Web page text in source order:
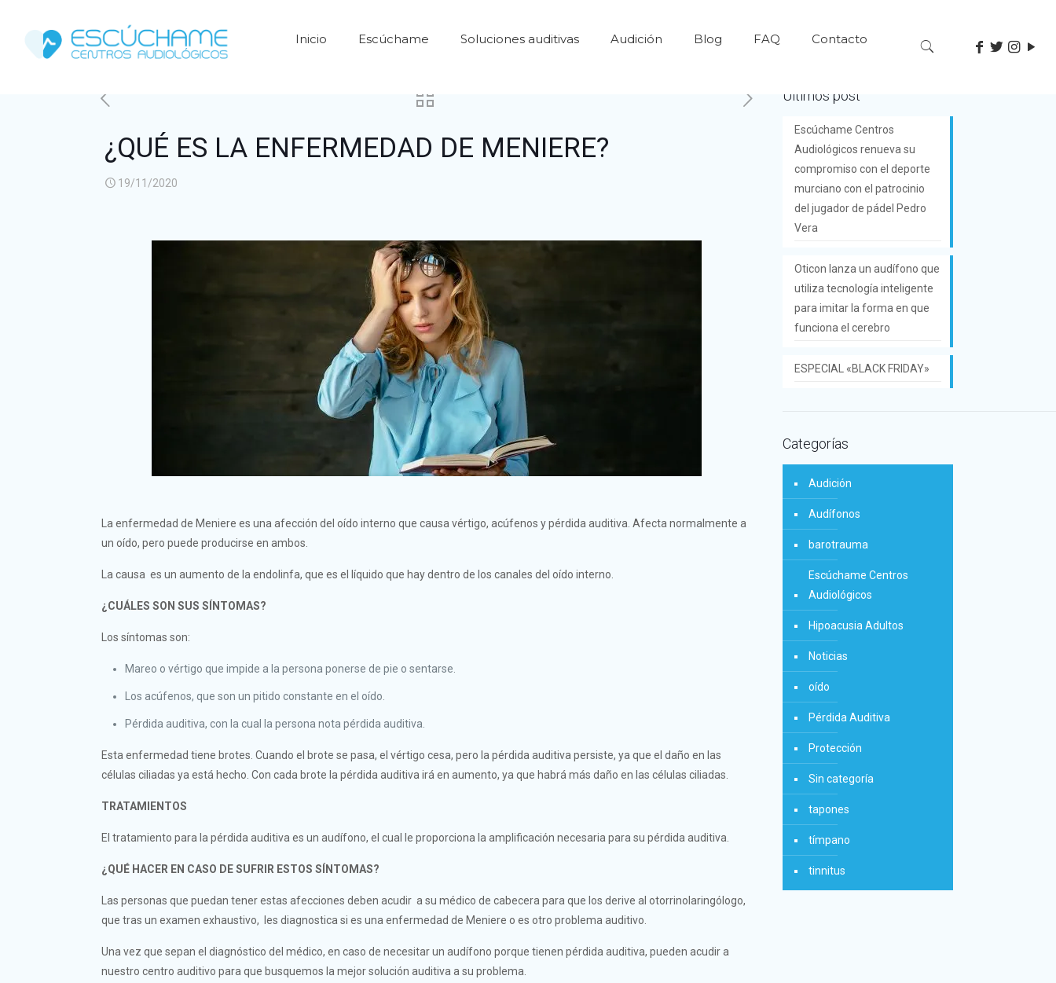
Inicio Escúchame Soluciones auditivas Audición Blog FAQ Contacto
¿QUÉ ES LA ENFERMEDAD DE MENIERE?
19/11/2020
La enfermedad de Meniere es una afección del oído interno que causa vértigo, acúfenos y pérdida auditiva. Afecta normalmente a
un oído, pero puede producirse en ambos.
La causa es un aumento de la endolinfa, que es el líquido que hay dentro de los canales del oído interno.
¿CUÁLES SON SUS SÍNTOMAS?
Los síntomas son:
Mareo o vértigo que impide a la persona ponerse de pie o sentarse.
Los acúfenos, que son un pitido constante en el oído.
Pérdida auditiva, con la cual la persona nota pérdida auditiva.
Esta enfermedad tiene brotes. Cuando el brote se pasa, el vértigo cesa, pero la pérdida auditiva persiste, ya que el daño en las
células ciliadas ya está hecho. Con cada brote la pérdida auditiva irá en aumento, ya que habrá más daño en las células ciliadas.
TRATAMIENTOS
El tratamiento para la pérdida auditiva es un audífono, el cual le proporciona la amplificación necesaria para su pérdida auditiva.
¿QUÉ HACER EN CASO DE SUFRIR ESTOS SÍNTOMAS?
Las personas que puedan tener estas afecciones deben acudir a su médico de cabecera para que los derive al otorrinolaringólogo,
que tras un examen exhaustivo, les diagnostica si es una enfermedad de Meniere o es otro problema auditivo.
Una vez que sepan el diagnóstico del médico, en caso de necesitar un audífono porque tienen pérdida auditiva, pueden acudir a
nuestro centro auditivo para que busquemos la mejor solución auditiva a su problema.
Últimos post
Escúchame Centros
Audiológicos renueva su
compromiso con el deporte
murciano con el patrocinio
del jugador de pádel Pedro
Vera
Oticon lanza un audífono que
utiliza tecnología inteligente
para imitar la forma en que
funciona el cerebro
ESPECIAL «BLACK FRIDAY»
Categorías
Audición
Audífonos
barotrauma
Escúchame Centros
Audiológicos
Hipoacusia Adultos
Noticias
oído
Pérdida Auditiva
Protección
Sin categoría
tapones
tímpano
tinnitus